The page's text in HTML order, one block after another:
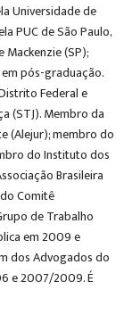
Universidade de
PUC de São Paulo,
(SP);
pós-graduação.
Federal e
(STJ). Membro da
(Alejur); membro do
do Instituto dos
Brasileira
Comitê
de Trabalho
em 2009 e
dos Advogados do
e 2007/2009. É